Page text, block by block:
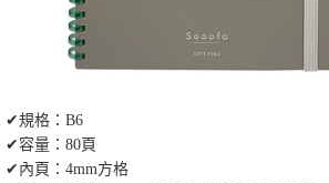
✔規格：B6
✔容量：80頁
✔內頁：4mm方格